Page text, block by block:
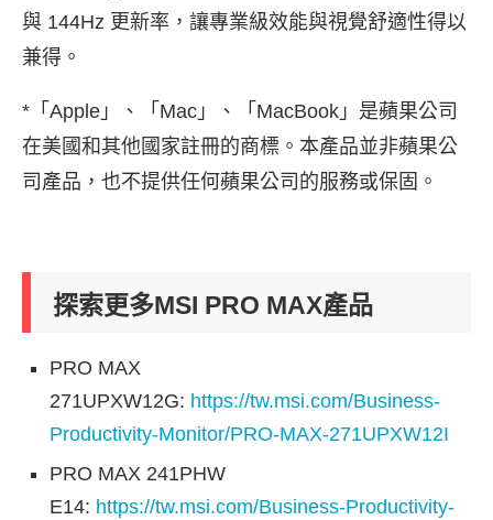
與 144Hz 更新率，讓專業級效能與視覺舒適性得以
兼得。
*「Apple」、「Mac」、「MacBook」是蘋果公司
在美國和其他國家註冊的商標。本產品並非蘋果公
司產品，也不提供任何蘋果公司的服務或保固。
探索更多MSI PRO MAX產品
PRO MAX
271UPXW12G: https://tw.msi.com/Business-
Productivity-Monitor/PRO-MAX-271UPXW12I
PRO MAX 241PHW
E14: https://tw.msi.com/Business-Productivity-